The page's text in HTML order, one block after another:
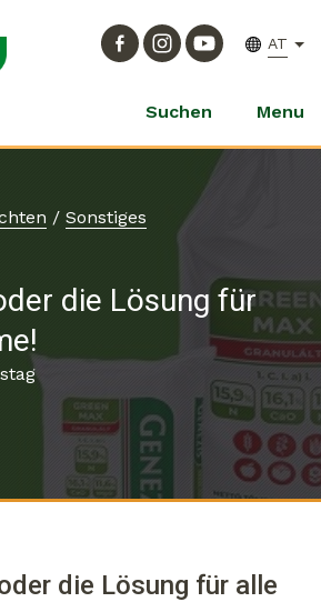
AT
Suchen Menu
/ Sonstiges
die Lösung für
die Lösung für alle